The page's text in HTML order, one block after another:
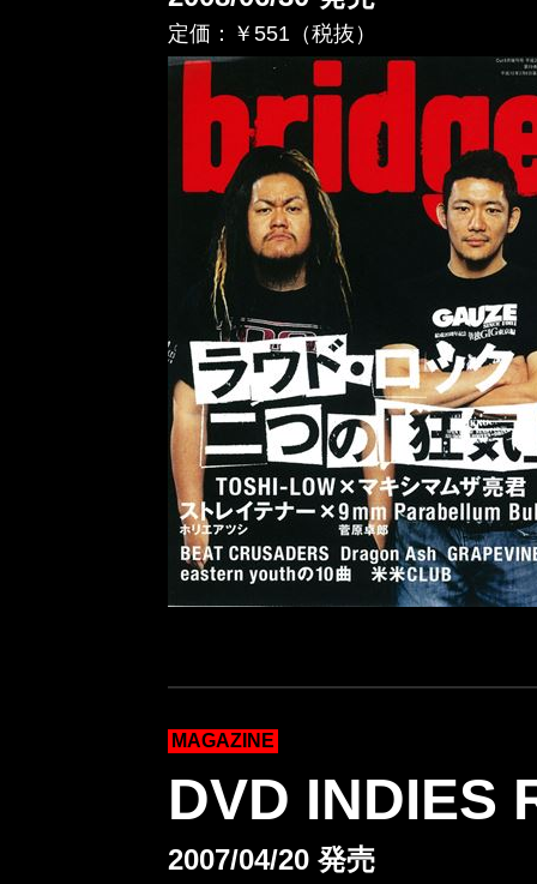
定価：￥551（税抜）
MAGAZINE
DVD INDIES
2007/04/20 発売